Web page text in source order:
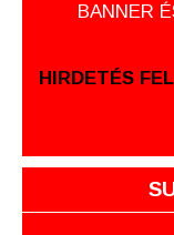
BANNER
HIRDETÉS